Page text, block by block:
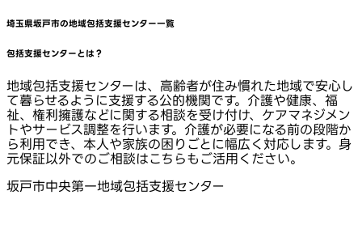
埼玉県坂戸市の地域包括支援センター一覧
包括支援センターとは？
地域包括支援センターは、高齢者が住み慣れた地域で安心し
て暮らせるように支援する公的機関です。介護や健康、福
祉、権利擁護などに関する相談を受け付け、ケアマネジメン
トやサービス調整を行います。介護が必要になる前の段階か
ら利用でき、本人や家族の困りごとに幅広く対応します。身
元保証以外でのご相談はこちらもご活用ください。
坂戸市中央第一地域包括支援センター